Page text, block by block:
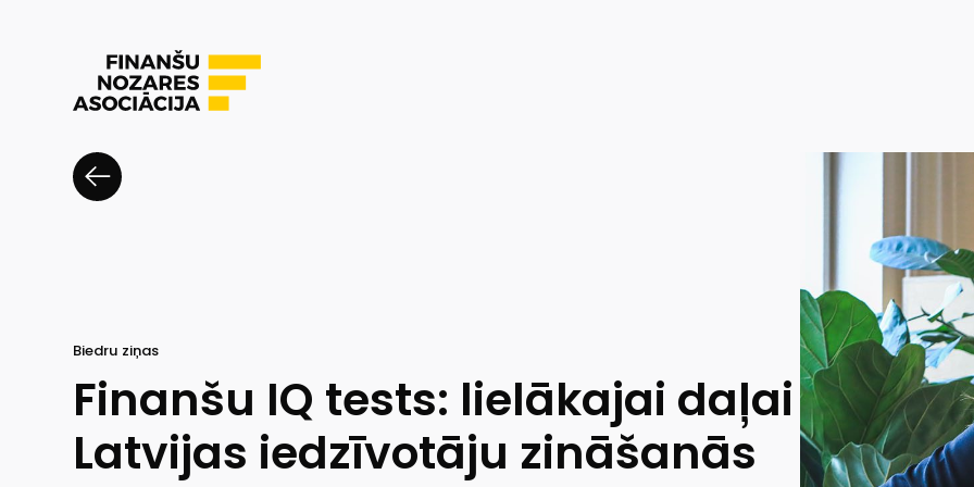
Biedru ziņas
Finanšu IQ tests: lielākajai daļai
Latvijas iedzīvotāju zināšanās